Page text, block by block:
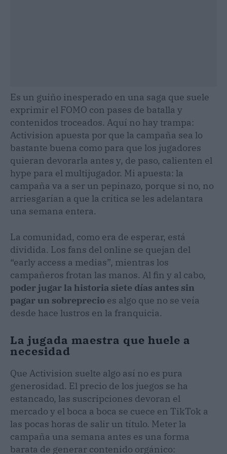
Es un guiño inesperado en una saga que suele
exprimir el FOMO con pases de batalla y
contenidos troceados. Aquí no hay trampa:
Activision apuesta por que la campaña sea lo
bastante buena como para que los jugadores
quieran devorarla antes y, de paso, calienten el
hype para el multijugador. Mi apuesta: la
campaña va a ser un pepinazo, porque si no, no
arriesgarían a que la crítica se les adelantara
una semana entera.
La comunidad, como era de esperar, está
dividida. Los fans del online se quejan del
“early access a medias”, mientras los
campañeros frotan las manos. Al fin y al cabo,
poder jugar la historia siete días antes sin
pagar un sobreprecio es algo que no se veía
desde hace lustros en la franquicia.
La jugada maestra que huele a
necesidad
Que Activision suelte algo así no es pura
generosidad. El precio de los juegos se ha
estancado, las suscripciones devoran el
mercado y el boca a boca se cuece en TikTok a
las pocas horas de salir un título. Meter la
campaña una semana antes es una forma
barata de generar contenido orgánico: